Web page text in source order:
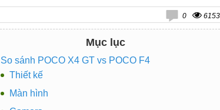
0 6153
Mục lục
So sánh POCO X4 GT vs POCO F4
Thiết kế
Màn hình